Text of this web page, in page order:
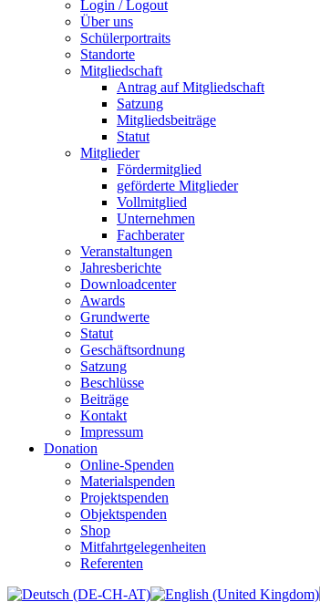
Login / Logout
Über uns
Schülerportraits
Standorte
Mitgliedschaft
Antrag auf Mitgliedschaft
Satzung
Mitgliedsbeiträge
Statut
Mitglieder
Fördermitglied
geförderte Mitglieder
Vollmitglied
Unternehmen
Fachberater
Veranstaltungen
Jahresberichte
Downloadcenter
Awards
Grundwerte
Statut
Geschäftsordnung
Satzung
Beschlüsse
Beiträge
Kontakt
Impressum
Donation
Online-Spenden
Materialspenden
Projektspenden
Objektspenden
Shop
Mitfahrtgelegenheiten
Referenten